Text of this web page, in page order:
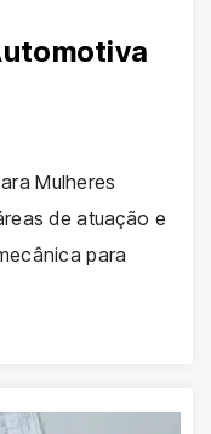
Mulheres
de atuação e
para